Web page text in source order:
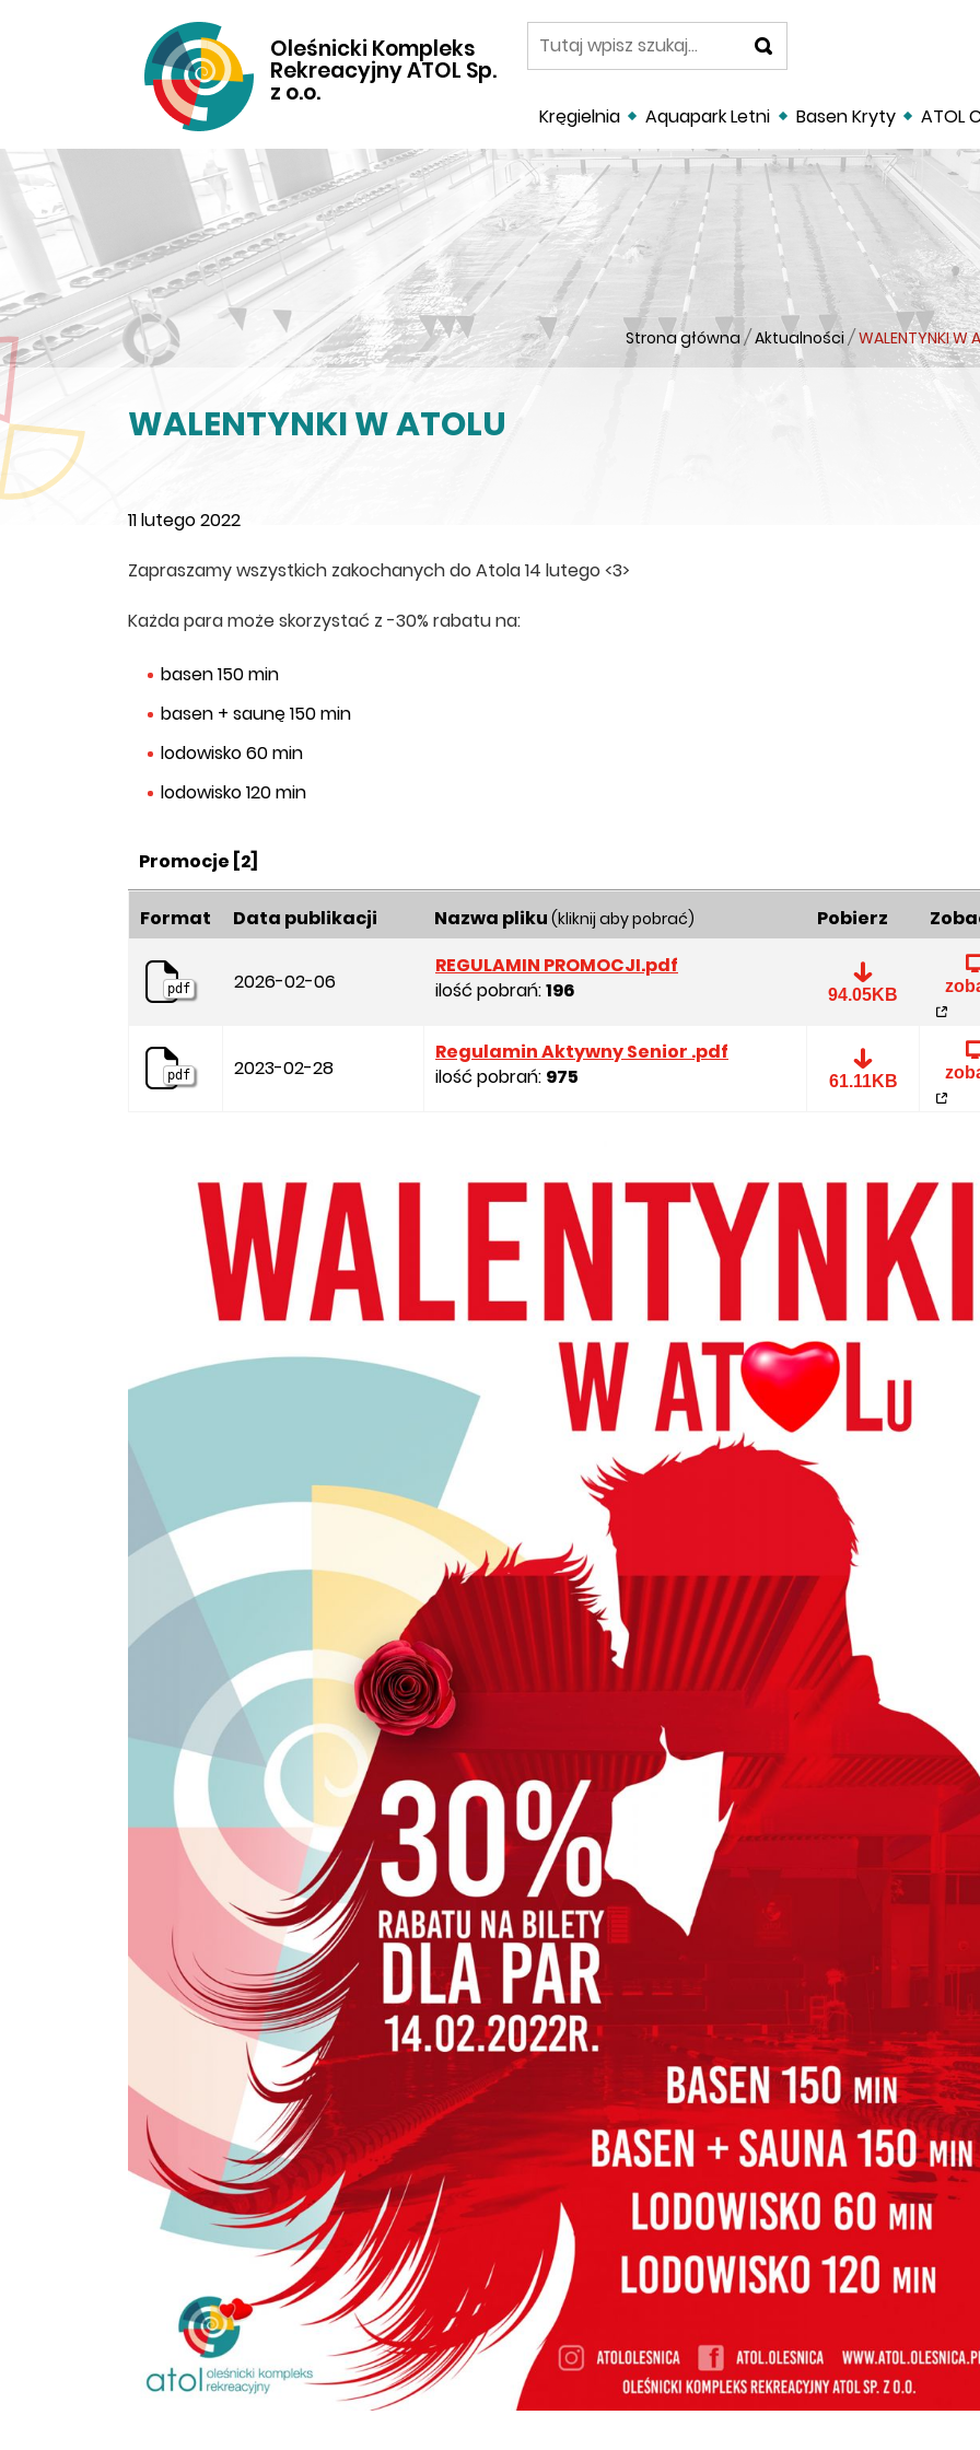
Oleśnicki Kompleks
Rekreacyjny ATOL Sp.
z o.o.
szukaj
Kręgielnia Aquapark Letni Basen Kryty ATOL
Strona główna / Aktualności / WALENTYNKI W
WALENTYNKI W ATOLU
11 lutego 2022
Zapraszamy wszystkich zakochanych do Atola 14 lutego <3>
Każda para może skorzystać z -30% rabatu na:
basen 150 min
basen + saunę 150 min
lodowisko 60 min
lodowisko 120 min
Kategoria:
Promocje [2]
Format Data publikacji Nazwa pliku (kliknij aby pobrać) Pobierz
pdf 2026-02-06
REGULAMIN PROMOCJI.pdf
ilość pobrań:196
REGULAMIN
PROMOCJI.pdf
94.05KB
pdf 2023-02-28
Regulamin Aktywny Senior .pdf
ilość pobrań: 975
Regulamin
61.11KB